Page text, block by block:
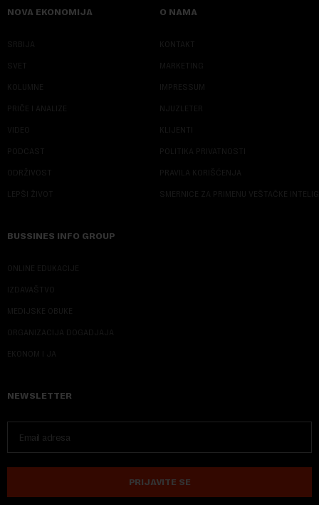
NOVA EKONOMIJA
SRBIJA
SVET
KOLUMNE
PRIČE I ANALIZE
VIDEO
PODCAST
ODRŽIVOST
LEPŠI ŽIVOT
O NAMA
KONTAKT
MARKETING
IMPRESSUM
NJUZLETER
KLIJENTI
POLITIKA PRIVATNOSTI
PRAVILA KORIŠĆENJA
SMERNICE ZA PRIMENU VEŠTAČKE
BUSSINES INFO GROUP
ONLINE EDUKACIJE
IZDAVAŠTVO
MEDIJSKE OBUKE
ORGANIZACIJA DOGADJAJA
EKONOM I JA
NEWSLETTER
PRIJAVITE SE